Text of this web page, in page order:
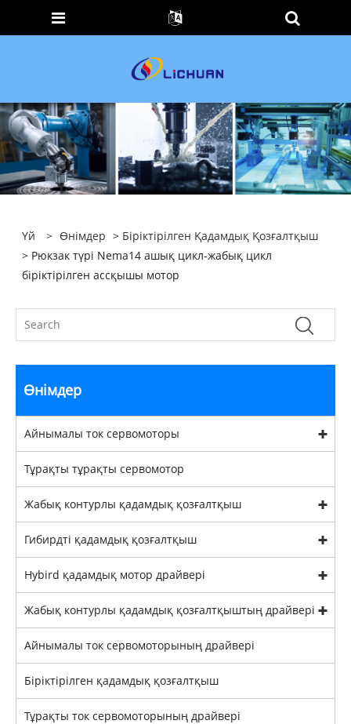
Үй > Өнімдер > Біріктірілген Қадамдық Қозғалтқыш
> Рюкзак түрі Nema14 ашық цикл-жабық цикл
біріктірілген ассқышы мотор
Өнімдер
Айнымалы ток сервомоторы
Тұрақты тұрақты сервомотор
Жабық контурлы қадамдық қозғалтқыш
Гибирдті қадамдық қозғалтқыш
Hybird қадамдық мотор драйвері
Жабық контурлы қадамдық қозғалтқыштың драйвері
Айнымалы ток сервомоторының драйвері
Біріктірілген қадамдық қозғалтқыш
Тұрақты ток сервомоторының драйвері